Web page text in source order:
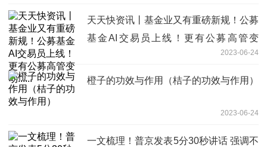
天天快资讯丨基金业又有重磅新规！公募
基金AI交易员上线！更有公募高管变
2023-06-24
橙子的功效与作用（桔子的功效与作用）
2023-06-24
一文梳理！普京发表5分30秒讲话 强调不